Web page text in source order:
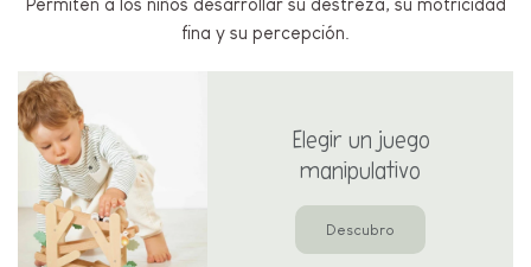
Permiten a los niños desarrollar su destreza, su motricidad
fina y su percepción.
Elegir un juego
manipulativo
Descubro